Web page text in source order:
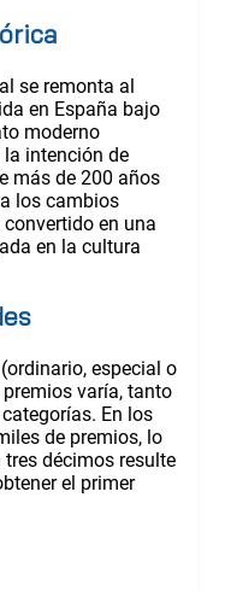
se remonta al
en España bajo
moderno
intención de
más de 200 años
los cambios
en una
en la cultura
especial o
varía, tanto
En los
de premios, lo
décimos resulte
el primer